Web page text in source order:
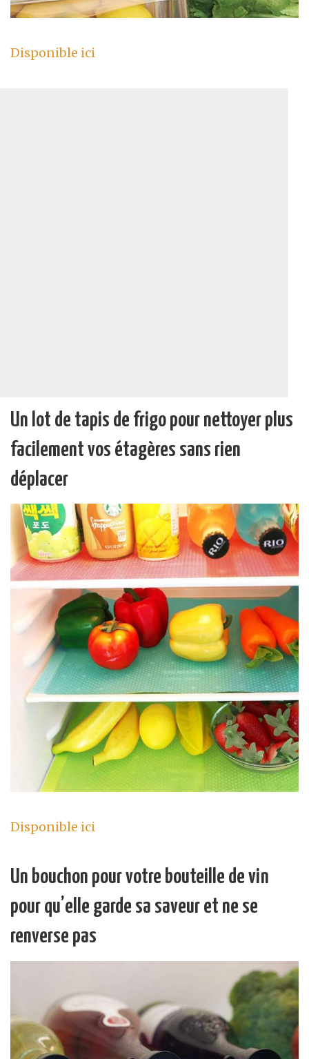
Disponible ici
Un lot de tapis de frigo pour nettoyer plus
facilement vos étagères sans rien
déplacer
Disponible ici
Un bouchon pour votre bouteille de vin
pour qu’elle garde sa saveur et ne se
renverse pas